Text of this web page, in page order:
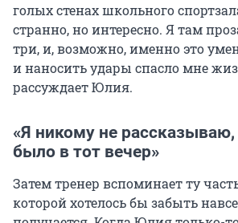
голых стенах школьного
странно, но интересно. Я там
три, и, возможно, именно это
и наносить удары спасло мне
рассуждает Юлия.
«Я никому не
было в тот вечер»
Затем тренер вспоминает ту
которой хотелось бы забыть